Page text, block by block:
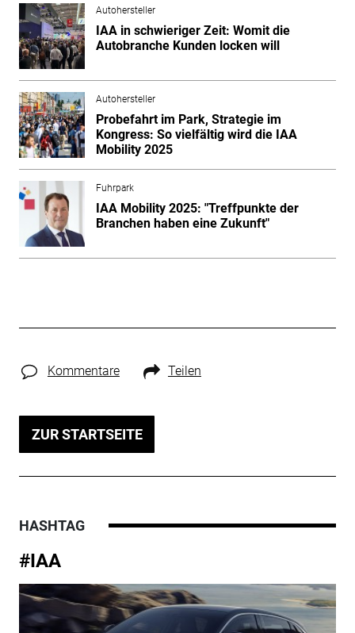
Autohersteller
IAA in schwieriger Zeit: Womit die
Autobranche Kunden locken will
Autohersteller
Probefahrt im Park, Strategie im
Kongress: So vielfältig wird die IAA
Mobility 2025
Fuhrpark
IAA Mobility 2025: "Treffpunkte der
Branchen haben eine Zukunft"
Kommentare Teilen
ZUR STARTSEITE
HASHTAG
#IAA